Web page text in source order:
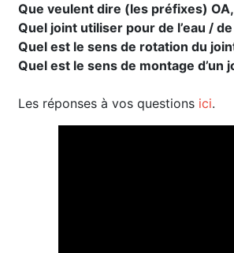
Que veulent dire (les préfixes)
Quel joint utiliser pour de l’eau / de
Quel est le sens de rotation du
Quel est le sens de montage d’un
Les réponses à vos questions ici.